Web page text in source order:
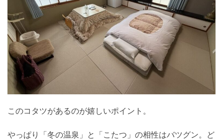
このコタツがあるのが嬉しいポイント。
やっぱり「冬の温泉」と「こたつ」の相性はバツグン。ど